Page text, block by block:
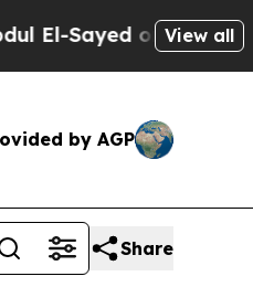
on HistoricView all
by AGP
Share